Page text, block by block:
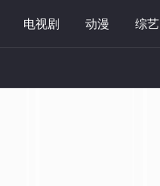
电视剧 动漫 综艺